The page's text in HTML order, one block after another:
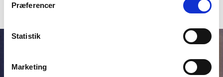
Præferencer
Statistik
Marketing